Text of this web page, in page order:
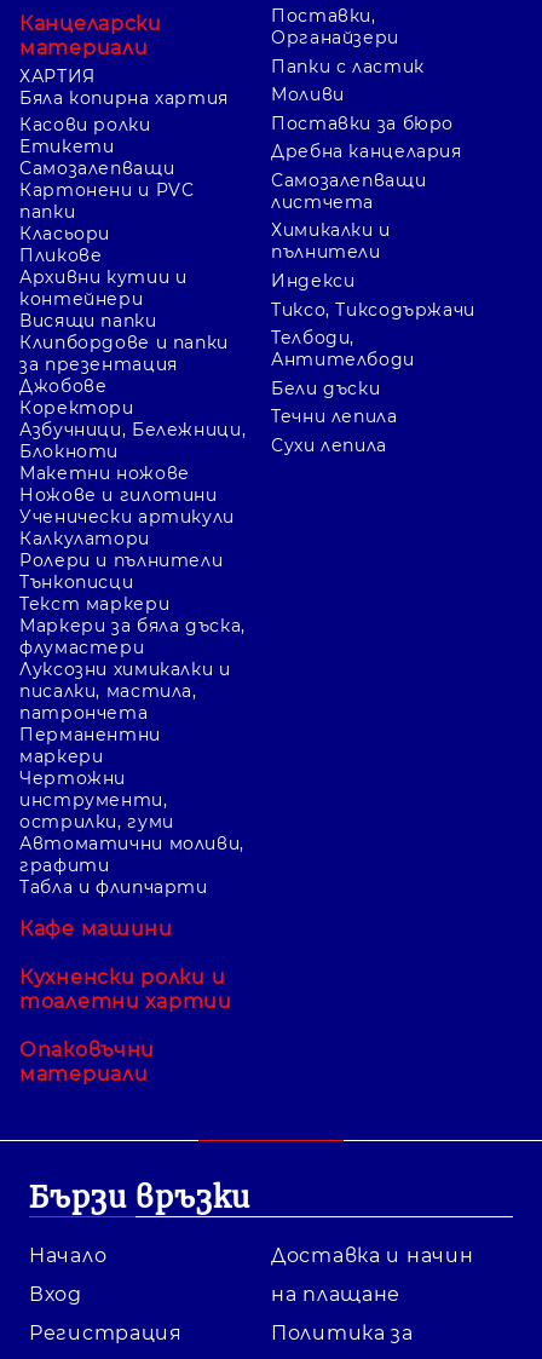
Канцеларски
материали
ХАРТИЯ
Бяла копирна хартия
Касови ролки
Етикети
Самозалепващи
Картонени и PVC
папки
Класьори
Пликове
Архивни кутии и
контейнери
Висящи папки
Клипбордове и папки
за презентация
Джобове
Коректори
Азбучници, Бележници,
Блокноти
Поставки,
Органайзери
Папки с ластик
Моливи
Поставки за бюро
Дребна канцелария
Самозалепващи
листчета
Химикалки и
пълнители
Индекси
Тиксо, Тиксодържачи
Телбоди,
Антителбоди
Бели дъски
Течни лепила
Сухи лепила
Макетни ножове
Ножове и гилотини
Ученически артикули
Калкулатори
Ролери и пълнители
Тънкописци
Текст маркери
Маркери за бяла дъска,
флумастери
Луксозни химикалки и
писалки, мастила,
патрончета
Перманентни
маркери
Чертожни
инструменти,
острилки, гуми
Автоматични моливи,
графити
Табла и флипчарти
Кафе машини
Кухненски ролки и
тоалетни хартии
Опаковъчни
материали
Бързи връзки
Начало
Вход
Регистрация
Доставка и начин
на плащане
Политика за